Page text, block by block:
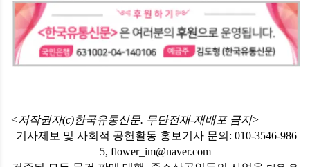
<저작권자(c)한국유통신문. 무단전재-재배포 금지>
기사제보 및 사회적 공헌활동 홍보기사 문의: 010-3546-986
5, flower_im@naver.com